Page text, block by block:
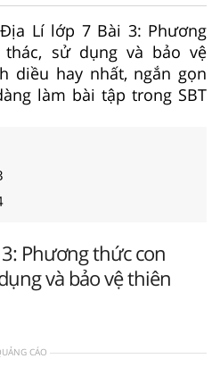
Lí lớp 7 Bài 3: Phương
sử dụng và bảo vệ
diều hay nhất, ngắn gọn
làm bài tập trong SBT
Phương thức con
và bảo vệ thiên
CÁO